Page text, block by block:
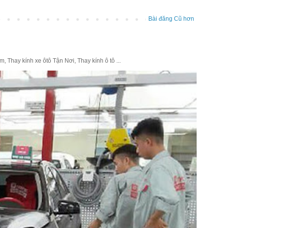
Bài đăng Cũ hơn
Thay kính xe ôtô Tận Nơi, Thay kính ô tô ...